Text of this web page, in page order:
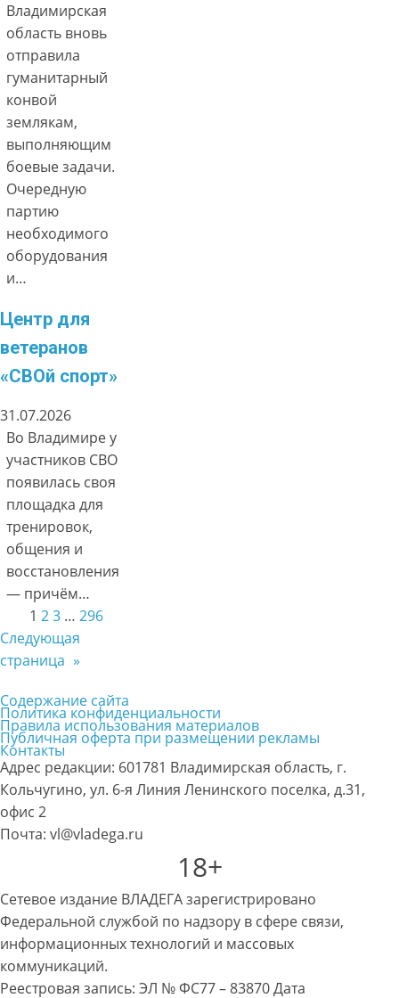
Владимирская
область вновь
отправила
гуманитарный
конвой
землякам,
выполняющим
боевые задачи.
Очередную
партию
необходимого
оборудования
и…
Центр для
ветеранов
«СВОй спорт»
31.07.2026
Во Владимире у
участников СВО
появилась своя
площадка для
тренировок,
общения и
восстановления
— причём…
1 23 … 296
Следующая
страница »
Содержание сайта
Политика конфиденциальности
Правила использования материалов
Публичная оферта при размещении рекламы
Контакты
Адрес редакции: 601781 Владимирская область, г.
Кольчугино, ул. 6-я Линия Ленинского поселка, д.31,
офис 2
Почта: vl@vladega.ru
18+
Сетевое издание ВЛАДЕГА зарегистрировано
Федеральной службой по надзору в сфере связи,
информационных технологий и массовых
коммуникаций.
Реестровая запись: ЭЛ № ФС77 – 83870 Дата